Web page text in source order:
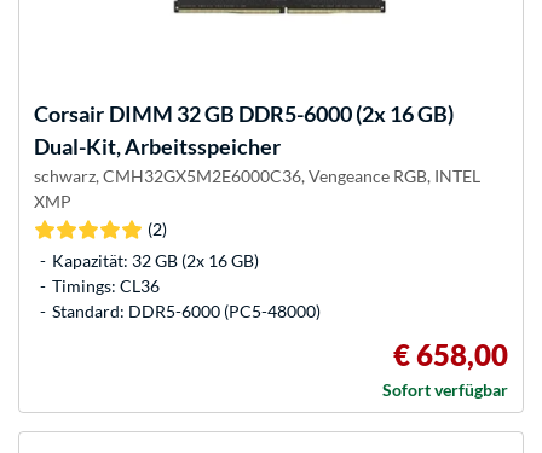
Corsair DIMM 32 GB DDR5-6000 (2x 16 GB)
Dual-Kit, Arbeitsspeicher
schwarz, CMH32GX5M2E6000C36, Vengeance RGB, INTEL
XMP
(2)
Kapazität: 32 GB (2x 16 GB)
Timings: CL36
Standard: DDR5-6000 (PC5-48000)
€ 658,00
Sofort verfügbar